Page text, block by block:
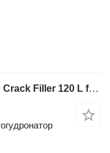
TICAB Asphalt Sprayer 750 L and Crack Filler 120 L from Manufacturer